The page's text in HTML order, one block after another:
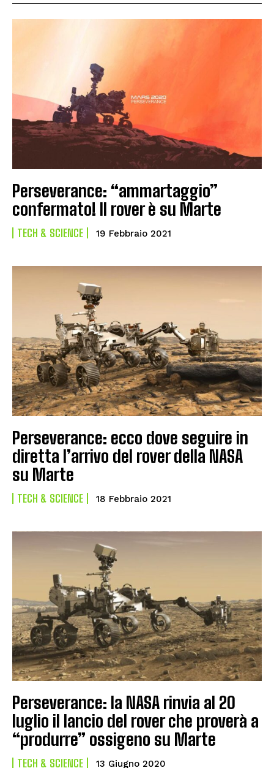
Perseverance: “ammartaggio”
confermato! Il rover è su Marte
TECH & SCIENCE 19 Febbraio 2021
Perseverance: ecco dove seguire in
diretta l’arrivo del rover della NASA
su Marte
TECH & SCIENCE 18 Febbraio 2021
Perseverance: la NASA rinvia al 20
luglio il lancio del rover che proverà a
“produrre” ossigeno su Marte
TECH & SCIENCE 13 Giugno 2020